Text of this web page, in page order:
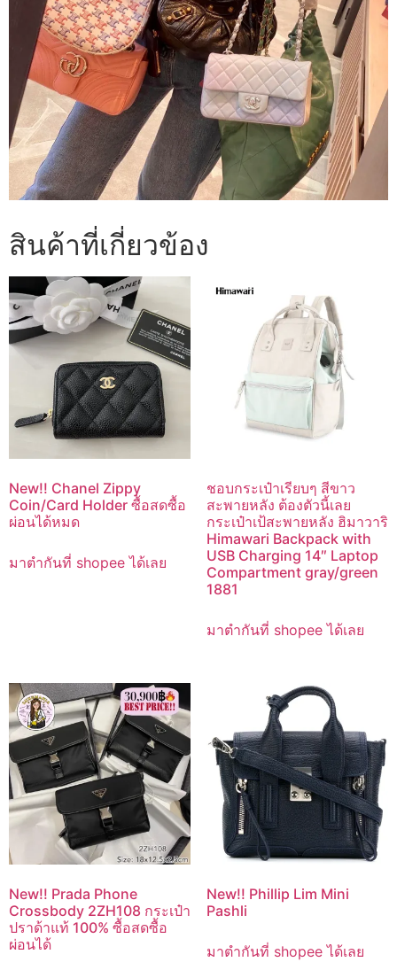
สินค้าที่เกี่ยวข้อง
New!! Chanel Zippy
Coin/Card Holder ซื้อสดซื้อ
ผ่อนได้หมด
มาตำกันที่ shopee ได้เลย
ชอบกระเป๋าเรียบๆ สีขาว
สะพายหลัง ต้องตัวนี้เลย
กระเป๋าเป้สะพายหลัง ฮิมาวาริ
Himawari Backpack with
USB Charging 14″ Laptop
Compartment gray/green
1881
มาตำกันที่ shopee ได้เลย
New!! Prada Phone
Crossbody 2ZH108 กระเป๋า
ปราด้าแท้ 100% ซื้อสดซื้อ
ผ่อนได้
New!! Phillip Lim Mini
Pashli
มาตำกันที่ shopee ได้เลย